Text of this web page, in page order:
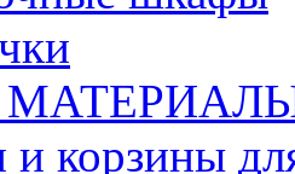
и корзины